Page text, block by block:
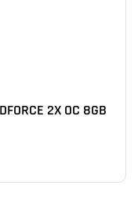
2X OC 8GB